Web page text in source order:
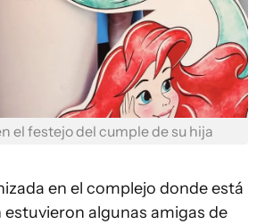
el festejo del cumple de su hija
en el complejo donde está
algunas amigas de